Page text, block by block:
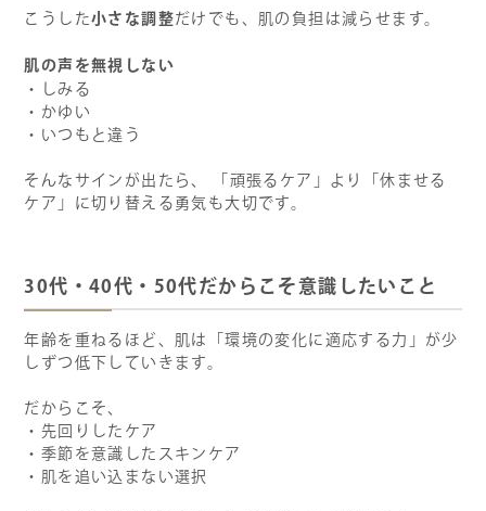
こうした小さな調整だけでも、肌の負担は減らせます。
肌の声を無視しない
・しみる
・かゆい
・いつもと違う
そんなサインが出たら、 「頑張るケア」より「休ませる
ケア」に切り替える勇気も大切です。
30代・40代・50代だからこそ意識したいこと
年齢を重ねるほど、肌は「環境の変化に適応する力」が少
しずつ低下していきます。
だからこそ、
・先回りしたケア
・季節を意識したスキンケア
・肌を追い込まない選択